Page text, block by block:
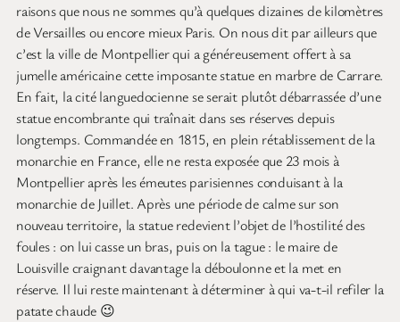
raisons que nous ne sommes qu’à quelques dizaines de kilomètres
de Versailles ou encore mieux Paris. On nous dit par ailleurs que
c’est la ville de Montpellier qui a généreusement offert à sa
jumelle américaine cette imposante statue en marbre de Carrare.
En fait, la cité languedocienne se serait plutôt débarrassée d’une
statue encombrante qui traînait dans ses réserves depuis
longtemps. Commandée en 1815, en plein rétablissement de la
monarchie en France, elle ne resta exposée que 23 mois à
Montpellier après les émeutes parisiennes conduisant à la
monarchie de Juillet. Après une période de calme sur son
nouveau territoire, la statue redevient l’objet de l’hostilité des
foules : on lui casse un bras, puis on la tague : le maire de
Louisville craignant davantage la déboulonne et la met en
réserve. Il lui reste maintenant à déterminer à qui va-t-il refiler la
patate chaude 😉